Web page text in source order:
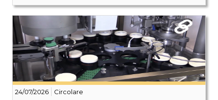
24/07/2026 Circolare